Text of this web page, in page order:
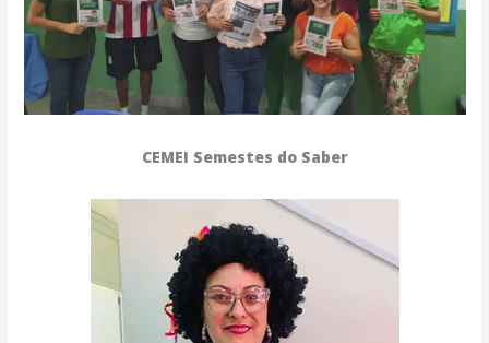
CEMEI Semestes do Saber